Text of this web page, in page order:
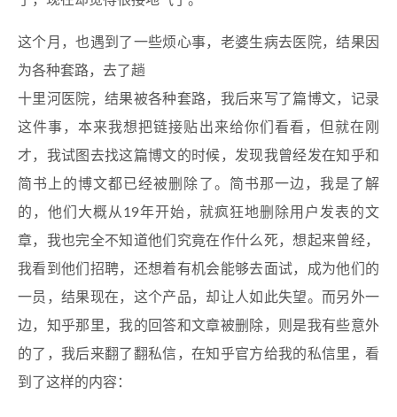
这个月，也遇到了一些烦心事，老婆生病去医院，结果因
为各种套路，去了趟
十里河医院，结果被各种套路，我后来写了篇博文，记录
这件事，本来我想把链接贴出来给你们看看，但就在刚
才，我试图去找这篇博文的时候，发现我曾经发在知乎和
简书上的博文都已经被删除了。简书那一边，我是了解
的，他们大概从19年开始，就疯狂地删除用户发表的文
章，我也完全不知道他们究竟在作什么死，想起来曾经，
我看到他们招聘，还想着有机会能够去面试，成为他们的
一员，结果现在，这个产品，却让人如此失望。而另外一
边，知乎那里，我的回答和文章被删除，则是我有些意外
的了，我后来翻了翻私信，在知乎官方给我的私信里，看
到了这样的内容：